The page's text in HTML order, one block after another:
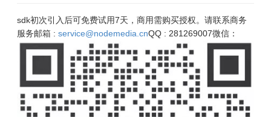
sdk初次引入后可免费试用7天，商用需购买授权。请联系商务
服务邮箱 : service@nodemedia.cnQQ : 281269007微信：